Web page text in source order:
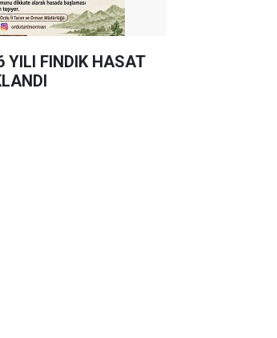
YILI FINDIK HASAT